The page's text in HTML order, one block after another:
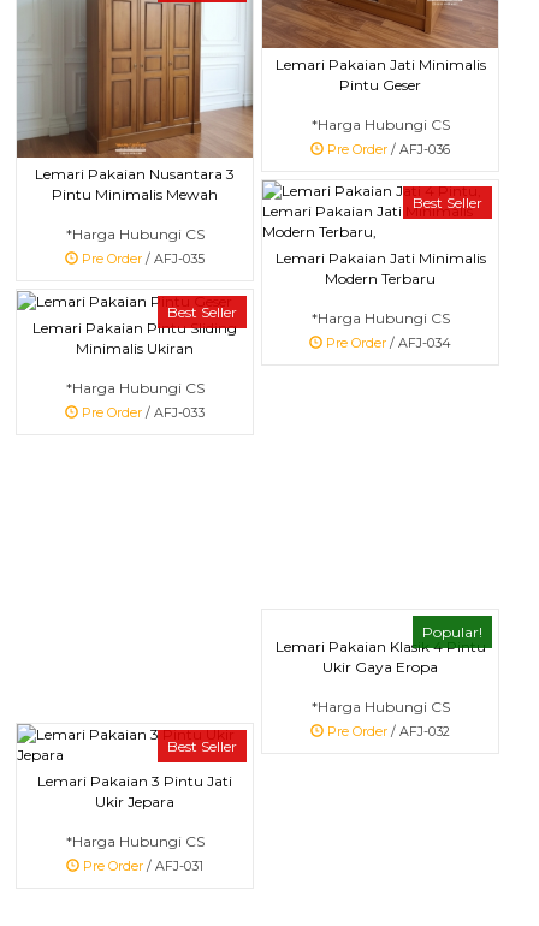
Lemari Pakaian Jati Minimalis
Pintu Geser
*Harga Hubungi CS
Pre Order / AFJ-036
Lemari Pakaian Nusantara 3
Pintu Minimalis Mewah
*Harga Hubungi CS
Pre Order / AFJ-035
Best Seller
Lemari Pakaian Jati Minimalis
Modern Terbaru
*Harga Hubungi CS
Pre Order / AFJ-034
Best Seller
Lemari Pakaian Pintu Sliding
Minimalis Ukiran
*Harga Hubungi CS
Pre Order / AFJ-033
Popular!
Lemari Pakaian Klasik 4 Pintu
Ukir Gaya Eropa
*Harga Hubungi CS
Pre Order / AFJ-032
Best Seller
Lemari Pakaian 3 Pintu Jati
Ukir Jepara
*Harga Hubungi CS
Pre Order / AFJ-031